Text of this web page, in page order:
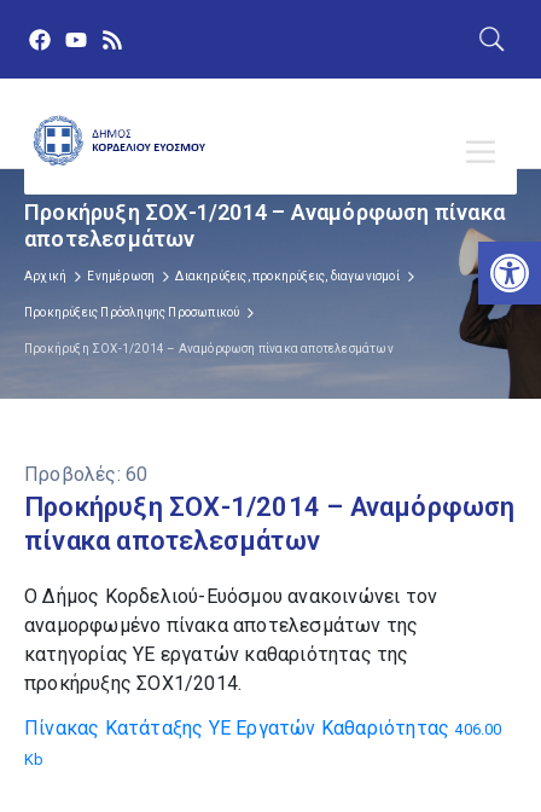
Προκήρυξη ΣΟΧ-1/2014 – Αναμόρφωση πίνακα
αποτελεσμάτων
Αρχική Ενημέρωση Διακηρύξεις, προκηρύξεις, διαγωνισμοί
Προκηρύξεις Πρόσληψης Προσωπικού
Προκήρυξη ΣΟΧ-1/2014 – Αναμόρφωση πίνακα αποτελεσμάτων
Προβολές: 60
Προκήρυξη ΣΟΧ-1/2014 – Αναμόρφωση
πίνακα αποτελεσμάτων
O Δήμος Κορδελιού-Ευόσμου ανακοινώνει τον
αναμορφωμένο πίνακα αποτελεσμάτων της
κατηγορίας ΥΕ εργατών καθαριότητας της
προκήρυξης ΣΟΧ1/2014.
Πίνακας Κατάταξης ΥΕ Εργατών Καθαριότητας406.00
Kb